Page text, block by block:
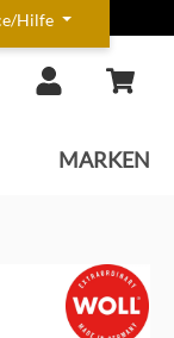
Hilfe
MARKEN